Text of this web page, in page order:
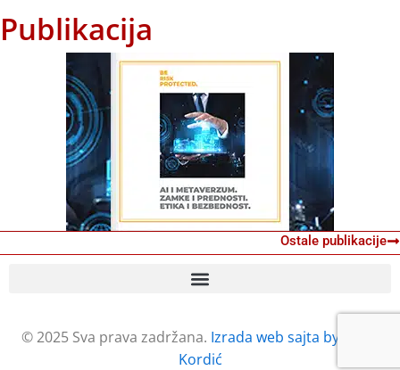
Publikacija
Ostale publikacije
© 2025 Sva prava zadržana. Izrada web sajta by Petar
Kordić